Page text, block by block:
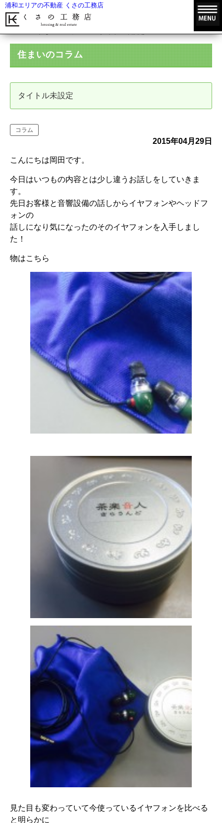
浦和エリアの不動産 くさの工務店
住まいのコラム
タイトル未設定
コラム
2015年04月29日
こんにちは岡田です。
今日はいつもの内容とは少し違うお話しをしていきま
す。
先日お客様と音響設備の話しからイヤフォンやヘッドフ
ォンの
話しになり気になったのそのイヤフォンを入手しまし
た！
物はこちら
見た目も変わっていて今使っているイヤフォンを比べる
と明らかに